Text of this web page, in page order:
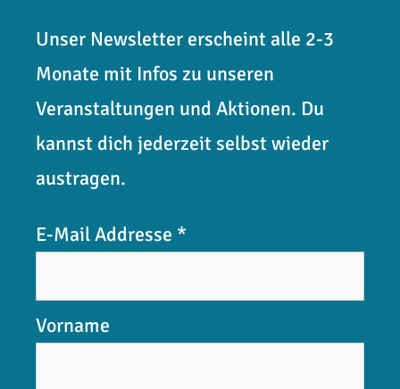
Unser Newsletter erscheint alle 2-3
Monate mit Infos zu unseren
Veranstaltungen und Aktionen. Du
kannst dich jederzeit selbst wieder
austragen.
E-Mail Addresse *
Vorname